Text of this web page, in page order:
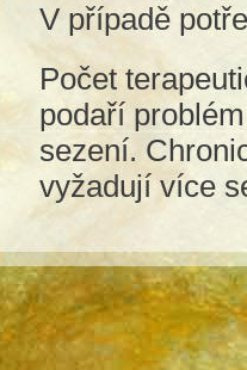
V případě
Počet
podaří
sezení.
vyžadují více